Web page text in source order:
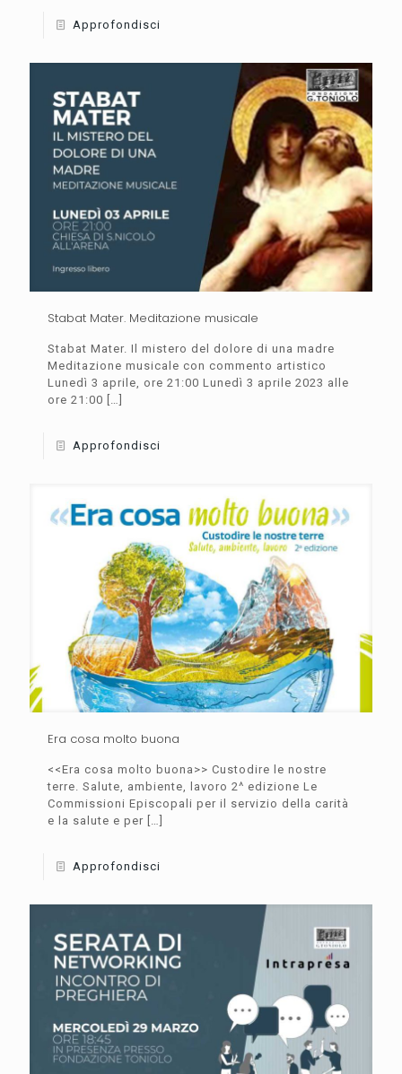
Approfondisci
Stabat Mater. Meditazione musicale
Stabat Mater. Il mistero del dolore di una madre
Meditazione musicale con commento artistico
Lunedì 3 aprile, ore 21:00 Lunedì 3 aprile 2023 alle
ore 21:00
Approfondisci
Era cosa molto buona
<<Era cosa molto buona>> Custodire le nostre
terre. Salute, ambiente, lavoro 2^ edizione Le
Commissioni Episcopali per il servizio della carità
e la salute e per […]
Approfondisci